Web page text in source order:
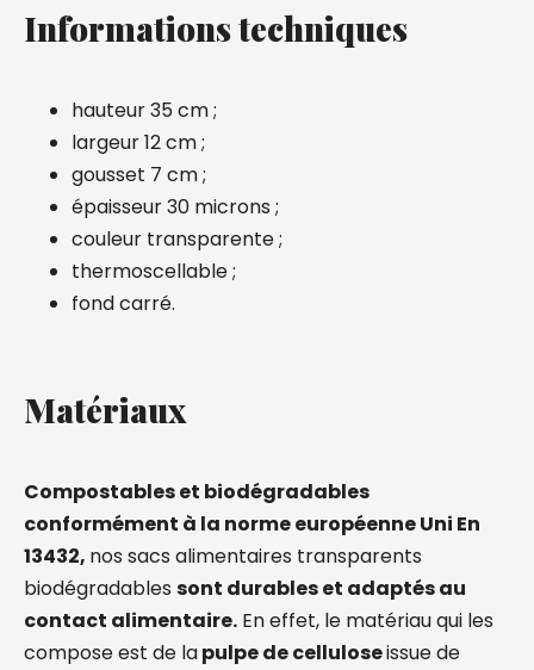
Informations techniques
hauteur 35 cm ;
largeur 12 cm ;
gousset 7 cm ;
épaisseur 30 microns ;
couleur transparente ;
thermoscellable ;
fond carré.
Matériaux
Compostables et biodégradables
conformément à la norme européenne Uni En
13432, nos sacs alimentaires transparents
biodégradables sont durables et adaptés au
contact alimentaire. En effet, le matériau qui les
compose est de lapulpe de celluloseissue de